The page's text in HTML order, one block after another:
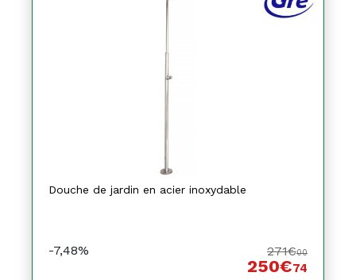
Douche de jardin en acier inoxydable
-7,48% 271€00
250€74